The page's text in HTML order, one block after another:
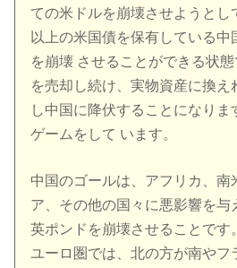
ての米ドルを崩壊させようとし
以上の米国債を保有している中
を崩壊 させることができる状
を売却し続け、実物資産に換え
し中国に降伏することになりま
ゲームをして います。
中国のゴールは、アフリカ、南
ア、その他の国々に悪影響を与
英ポンドを崩壊させることです。
ユーロ圏では、北の方が南やフ